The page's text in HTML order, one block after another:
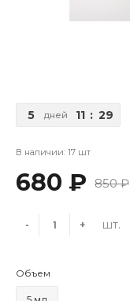
5 дней 11 : 29
В наличии: 17 шт
680 ₽ 850 ₽
- + шт.
Объем